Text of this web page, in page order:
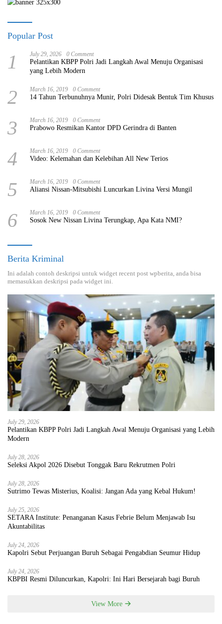
Popular Post
1 July 29, 2026 0 Comment
Pelantikan KBPP Polri Jadi Langkah Awal Menuju Organisasi
yang Lebih Modern
2 March 16, 2019 0 Comment
14 Tahun Terbunuhnya Munir, Polri Didesak Bentuk Tim Khusus
3 March 16, 2019 0 Comment
Prabowo Resmikan Kantor DPD Gerindra di Banten
4 March 16, 2019 0 Comment
Video: Kelemahan dan Kelebihan All New Terios
5 March 16, 2019 0 Comment
Aliansi Nissan-Mitsubishi Luncurkan Livina Versi Mungil
6 March 16, 2019 0 Comment
Sosok New Nissan Livina Terungkap, Apa Kata NMI?
Berita Kriminal
Ini adalah contoh deskripsi untuk widget recent post wpberita, anda bisa
memasukkan deskripsi pada widget ini.
July 29, 2026
Pelantikan KBPP Polri Jadi Langkah Awal Menuju Organisasi yang Lebih
Modern
July 28, 2026
Seleksi Akpol 2026 Disebut Tonggak Baru Rekrutmen Polri
July 28, 2026
Sutrimo Tewas Misterius, Koalisi: Jangan Ada yang Kebal Hukum!
July 25, 2026
SETARA Institute: Penanganan Kasus Febrie Belum Menjawab Isu
Akuntabilitas
July 24, 2026
Kapolri Sebut Perjuangan Buruh Sebagai Pengabdian Seumur Hidup
July 24, 2026
KBPBI Resmi Diluncurkan, Kapolri: Ini Hari Bersejarah bagi Buruh
View More